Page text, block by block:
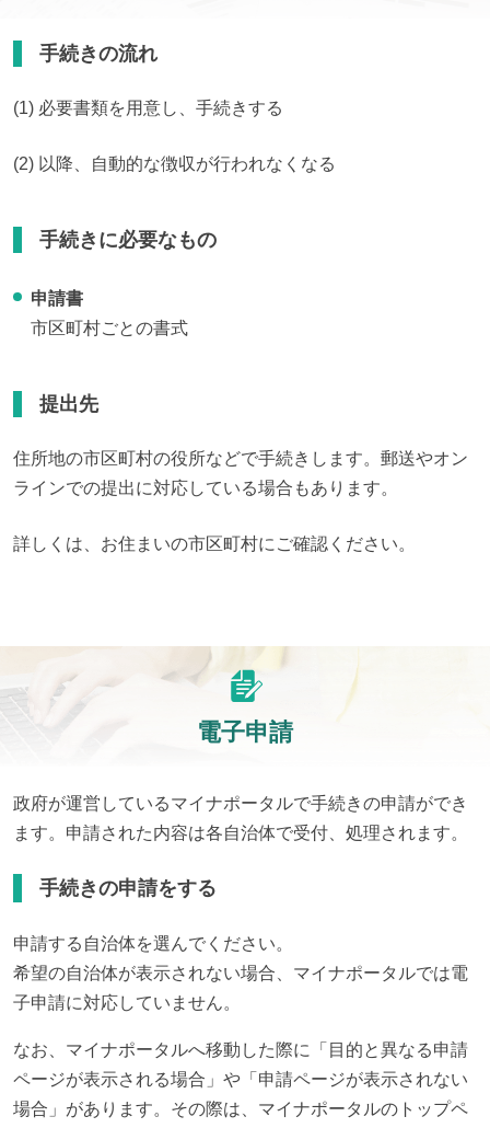
手続きの流れ
(1) 必要書類を用意し、手続きする
(2) 以降、自動的な徴収が行われなくなる
手続きに必要なもの
申請書
市区町村ごとの書式
提出先
住所地の市区町村の役所などで手続きします。郵送やオン
ラインでの提出に対応している場合もあります。
詳しくは、お住まいの市区町村にご確認ください。
電子申請
政府が運営しているマイナポータルで手続きの申請ができ
ます。申請された内容は各自治体で受付、処理されます。
手続きの申請をする
申請する自治体を選んでください。
希望の自治体が表示されない場合、マイナポータルでは電
子申請に対応していません。
なお、マイナポータルへ移動した際に「目的と異なる申請
ページが表示される場合」や「申請ページが表示されない
場合」があります。その際は、マイナポータルのトップペ